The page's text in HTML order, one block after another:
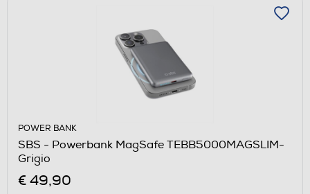
POWER BANK
SBS - Powerbank MagSafe TEBB5000MAGSLIM-
Grigio
€ 49,90